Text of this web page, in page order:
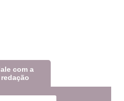
com a
redação